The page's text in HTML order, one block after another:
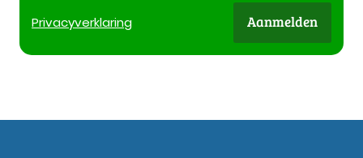
Privacyverklaring Aanmelden